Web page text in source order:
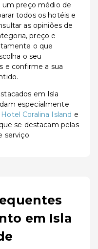
um preço médio de
todos os hotéis e
as opiniões de
preço e
o que
o seu
e confirme a sua
em Isla
especialmente
Hotel Coralina Island e
se destacam pelas
serviço.
em Isla